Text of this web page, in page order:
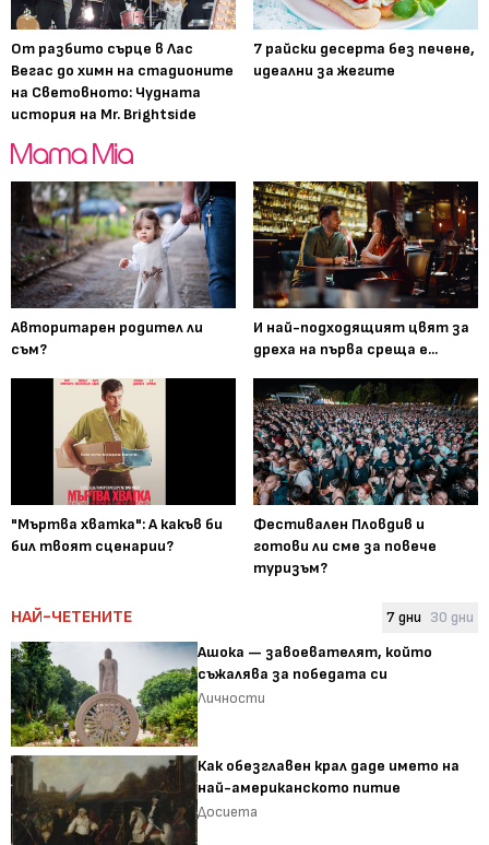
От разбито сърце в Лас
Вегас до химн на стадионите
на Световното: Чудната
история на Mr. Brightside
7 райски десерта без печене,
идеални за жегите
Авторитарен родител ли
съм?
И най-подходящият цвят за
дреха на първа среща е...
"Мъртва хватка": А какъв би
бил твоят сценарии?
Фестивален Пловдив и
готови ли сме за повече
туризъм?
НАЙ-ЧЕТЕНИТЕ 7 дни 30 дни
Ашока — завоевателят, който
съжалява за победата си
Личности
Как обезглавен крал даде името на
най-американското питие
Досиета